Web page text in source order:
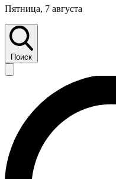
Пятница, 7 августа
Поиск